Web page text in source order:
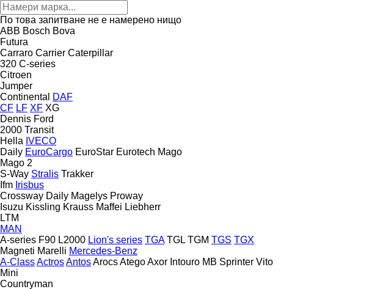
По това запитване не е намерено нищо
ABB Bosch Bova
Futura
Carraro Carrier Caterpillar
320 C-series
Citroen
Jumper
Continental
DAF
CF LF XF XG
Dennis Ford
2000 Transit
Hella IVECO
Daily EuroCargo EuroStar Eurotech Mago
Mago 2
S-Way Stralis Trakker
Ifm Irisbus
Crossway Daily Magelys Proway
Isuzu Kissling Krauss Maffei Liebherr
LTM
MAN
A-series F90 L2000 Lion's series TGA TGL TGM TGS TGX
Magneti Marelli Mercedes-Benz
A-ClassActrosAntosArocsAtegoAxor Intouro MB Sprinter Vito
Mini
Countryman